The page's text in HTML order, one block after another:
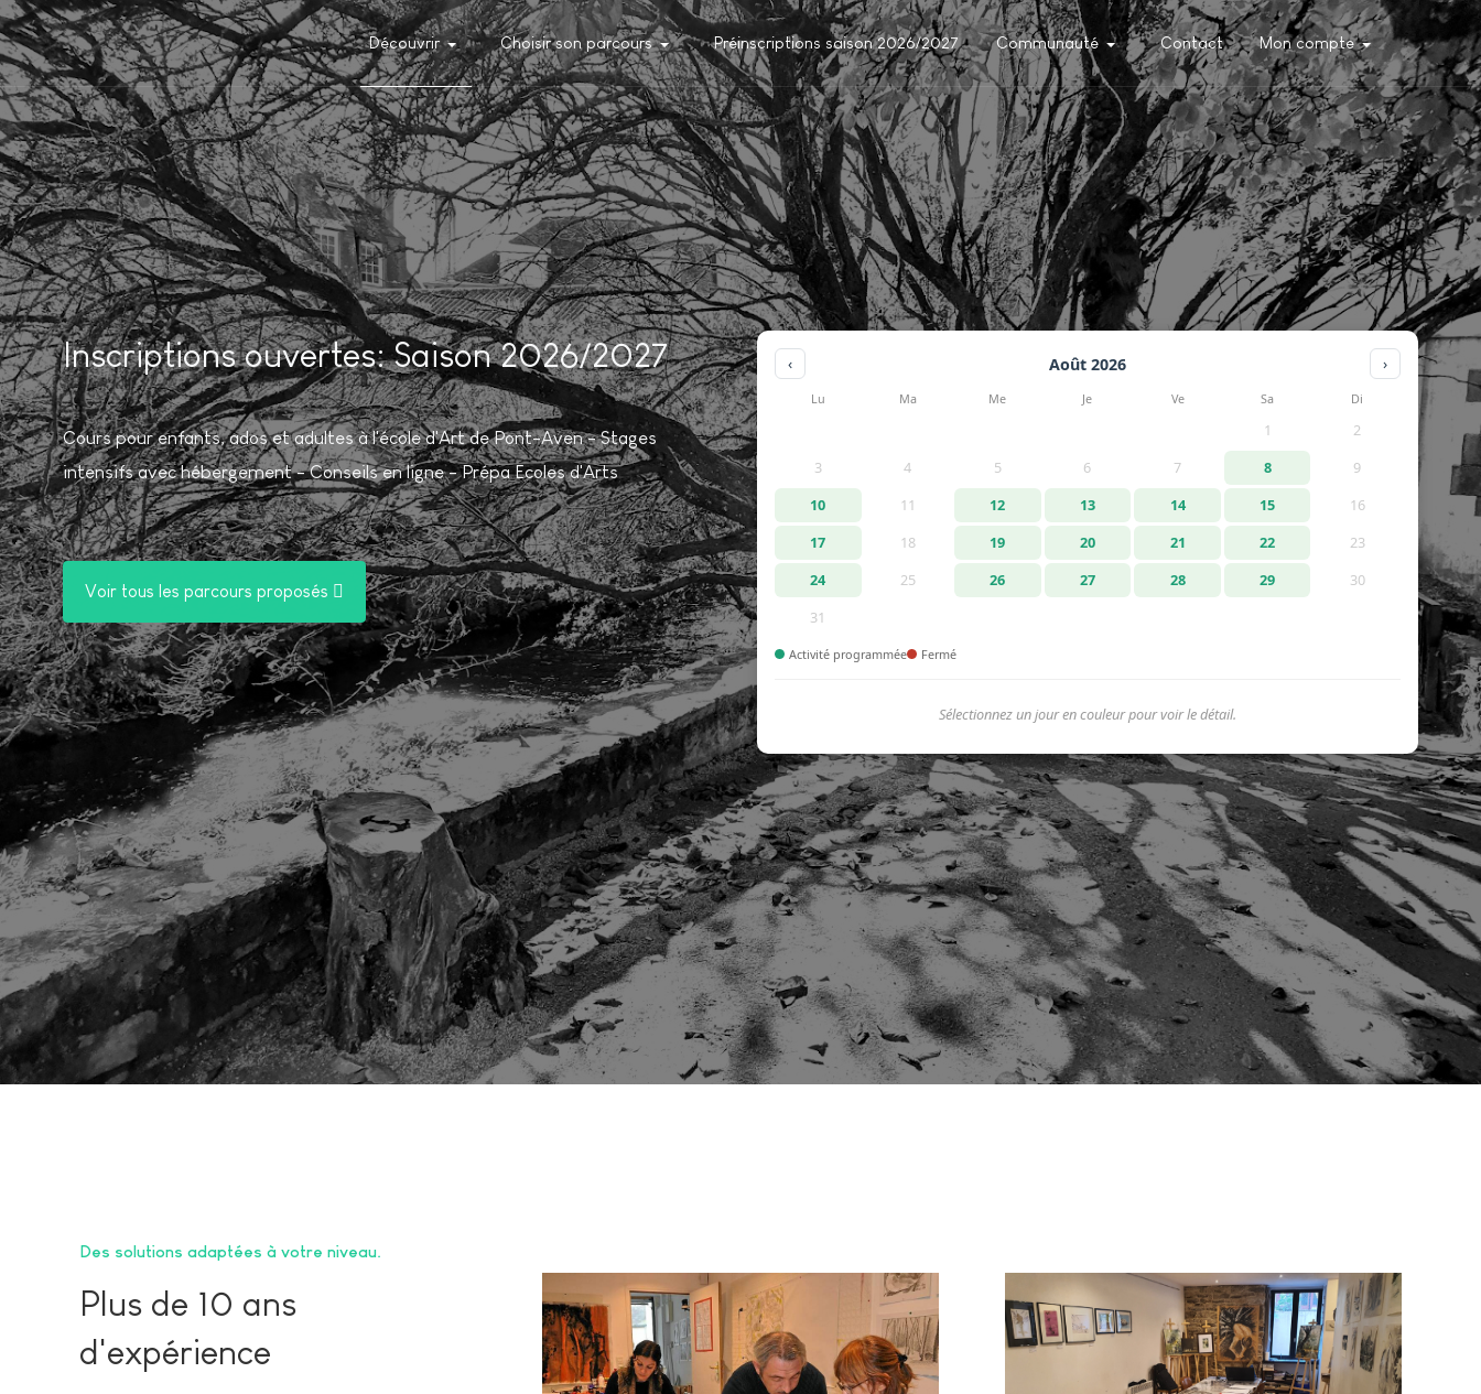
Découvrir Choisir son parcours Préinscriptions saison 2026/2027 Communauté Contact Mon compte
Inscriptions ouvertes: Saison 2026/2027
Cours pour enfants, ados et adultes à l'école d'Art de Pont-Aven - Stages
intensifs avec hébergement - Conseils en ligne - Prépa Ecoles d'Arts
Voir tous les parcours proposés
‹ Août 2026 ›
Lu Ma Me Je Ve Sa Di
1
2
3
4 5 6 7 8
9
10
11 12 13 14 15
16
17
18 19 20 21 22
23
24
25 26 27 28 29
30
31
Activité programmée Fermé
Sélectionnez un jour en couleur pour voir le détail.
Des solutions adaptées à votre niveau
Plus de 10 ans
d'expérience